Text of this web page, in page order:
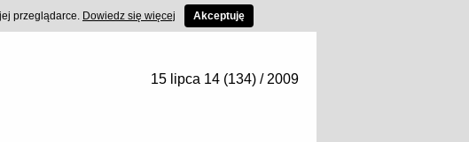
15 lipca 14 (134) / 2009
przeglądarce. Dowiedz się więcej Akceptuję